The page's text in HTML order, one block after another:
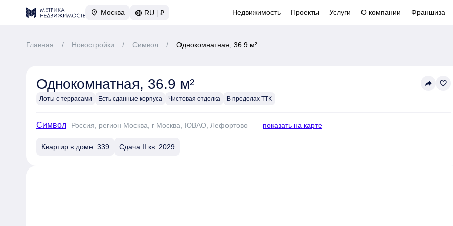
Москва RU | ₽ Недвижимость Проекты Услуги О компании Франшиза
Главная / Новостройки / Символ / Однокомнатная, 36.9 м²
Однокомнатная, 36.9 м²
Лоты с террасами Есть сданные корпуса Чистовая отделка В пределах ТТК
reply favorite_border
Символ Россия, регион Москва, г Москва, ЮВАО, Лефортово — показать на карте
Квартир в доме: 339 Сдача II кв. 2029